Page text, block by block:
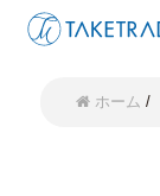
ホーム /